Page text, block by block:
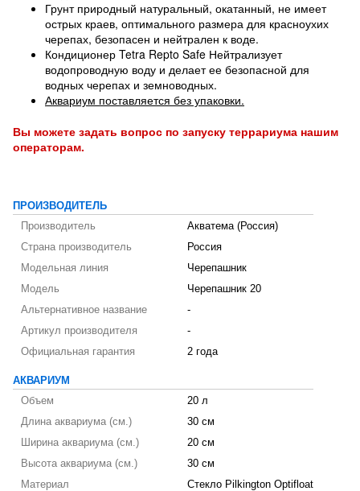
Грунт природный натуральный, окатанный, не имеет
острых краев, оптимального размера для красноухих
черепах, безопасен и нейтрален к воде.
Кондиционер Tetra Repto Safe Нейтрализует
водопроводную воду и делает ее безопасной для
водных черепах и земноводных.
Аквариум поставляется без упаковки.
Вы можете задать вопрос по запуску террариума нашим
операторам.
ПРОИЗВОДИТЕЛЬ
Производитель
Акватема (Россия)
Страна производитель
Россия
Модельная линия
Черепашник
Модель
Черепашник 20
Альтернативное название
-
Артикул производителя
-
Официальная гарантия
2 года
АКВАРИУМ
Объем
20 л
Длина аквариума (см.)
30 см
Ширина аквариума (см.)
20 см
Высота аквариума (см.)
30 см
Материал
Стекло Pilkington Optifloat